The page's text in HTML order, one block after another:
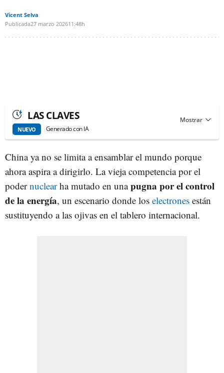
Vicent Selva
Publicada27 marzo 202611:48h
LAS CLAVES
NUEVO Generado con IA
China ya no se limita a ensamblar el mundo porque
ahora aspira a dirigirlo. La vieja competencia por el
podernuclearha mutado en unapugna por el control
de la energía, un escenario donde los electrones están
sustituyendo a las ojivas en el tablero internacional.